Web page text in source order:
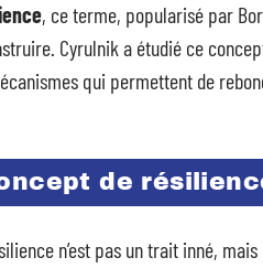
, ce terme, popularisé par
Cyrulnik a étudié ce
qui permettent de
de
n’est pas un trait inné, mais